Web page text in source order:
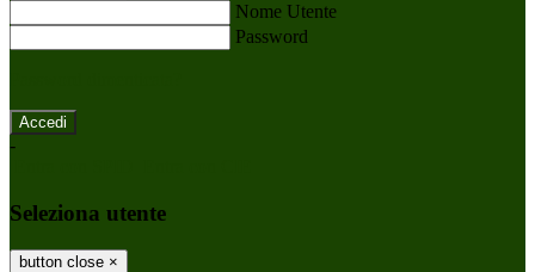
Nome Utente
Password
-
Seleziona utente
button close ×